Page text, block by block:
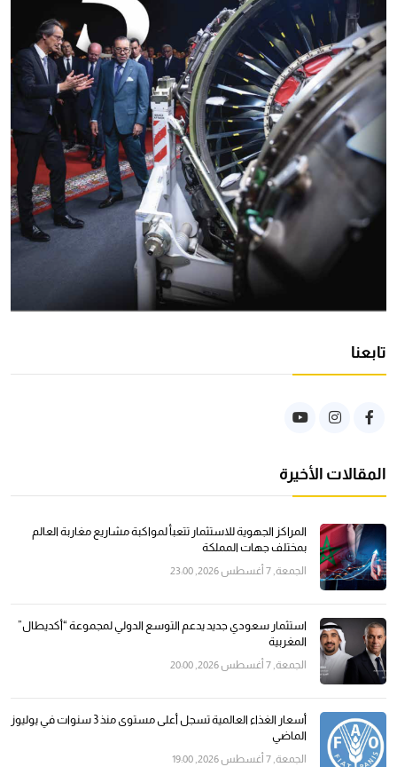
تابعنا
المقالات الأخيرة
المراكز الجهوية للاستثمار تتعبأ لمواكبة مشاريع مغاربة العالم
بمختلف جهات المملكة
الجمعة, 7 أغسطس 2026, 23:00
استثمار سعودي جديد يدعم التوسع الدولي لمجموعة “أكديطال”
المغربية
الجمعة, 7 أغسطس 2026, 20:00
أسعار الغذاء العالمية تسجل أعلى مستوى منذ 3 سنوات في يوليوز
الماضي
الجمعة, 7 أغسطس 2026, 19:00